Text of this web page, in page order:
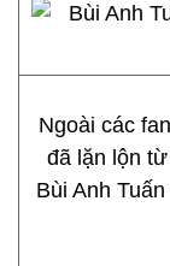
Ngoài các
đã lặn lộn
Bùi Anh